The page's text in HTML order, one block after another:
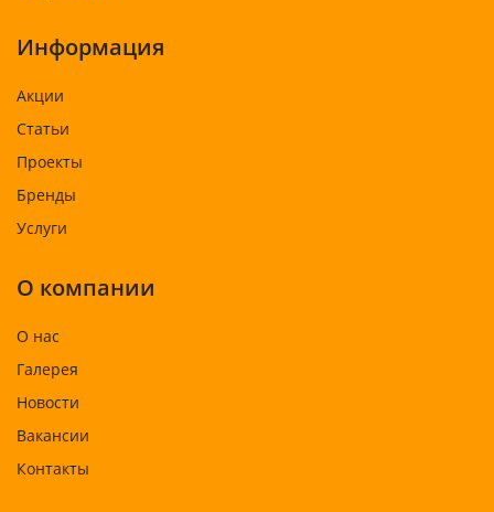
Информация
Акции
Статьи
Проекты
Бренды
Услуги
О компании
О нас
Галерея
Новости
Вакансии
Контакты